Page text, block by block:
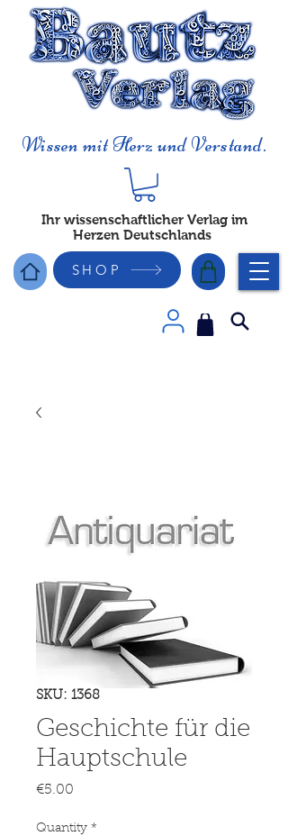
Wissen mit Herz und Verstand.
Ihr wissenschaftlicher Verlag im
Herzen Deutschlands
SHOP
SKU: 1368
Geschichte für die
Hauptschule
€5.00
Quantity *